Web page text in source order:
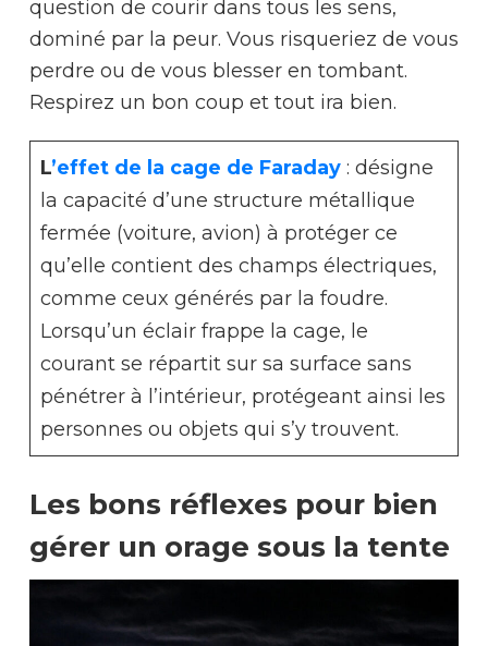
question de courir dans tous les sens,
dominé par la peur. Vous risqueriez de vous
perdre ou de vous blesser en tombant.
Respirez un bon coup et tout ira bien.
L’effet de la cage de Faraday : désigne
la capacité d’une structure métallique
fermée (voiture, avion) à protéger ce
qu’elle contient des champs électriques,
comme ceux générés par la foudre.
Lorsqu’un éclair frappe la cage, le
courant se répartit sur sa surface sans
pénétrer à l’intérieur, protégeant ainsi les
personnes ou objets qui s’y trouvent.
Les bons réflexes pour bien
gérer un orage sous la tente